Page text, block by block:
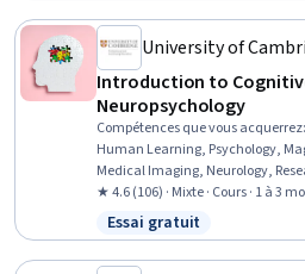
Cultural Sensitivity,
AssessmentsUniversity of
Introduction to
Neuropsychology
Compétences que vous acquerrez:
Human Learning, Psychology,
Medical Imaging, Neurology,
Human Development, Learning
Electrophysiology, Physiology
★ 4.6 (106) · Mixte · Cours · 1 à 3
Statut : Essai gratuit
Essai gratuit